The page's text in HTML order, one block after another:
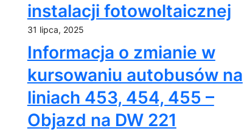
instalacji fotowoltaicznej
31 lipca, 2025
Informacja o zmianie w
kursowaniu autobusów na
liniach 453, 454, 455 –
Objazd na DW 221